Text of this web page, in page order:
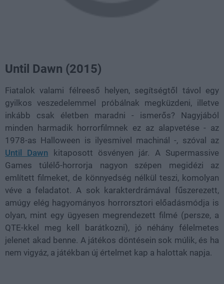
Until Dawn (2015)
Fiatalok valami félreeső helyen, segítségtől távol egy
gyilkos veszedelemmel próbálnak megküzdeni, illetve
inkább csak életben maradni - ismerős? Nagyjából
minden harmadik horrorfilmnek ez az alapvetése - az
1978-as Halloween is ilyesmivel machinál -, szóval az
Until Dawn kitaposott ösvényen jár. A Supermassive
Games túlélő-horrorja nagyon szépen megidézi az
említett filmeket, de könnyedség nélkül teszi, komolyan
véve a feladatot. A sok karakterdrámával fűszerezett,
amúgy elég hagyományos horrorsztori előadásmódja is
olyan, mint egy ügyesen megrendezett filmé (persze, a
QTE-kkel meg kell barátkozni), jó néhány félelmetes
jelenet akad benne. A játékos döntésein sok múlik, és ha
nem vigyáz, a játékban új értelmet kap a halottak napja.